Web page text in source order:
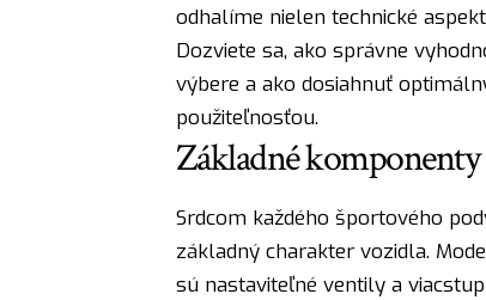
odhalíme nielen technické
Dozviete sa, ako správne
výbere a ako dosiahnuť
použiteľnosťou.
Základné
Srdcom každého športového
základný charakter vozidla.
sú nastaviteľné ventily a